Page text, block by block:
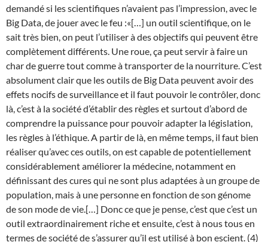
demandé si les scientifiques n’avaient pas l’impression, avec le
Big Data, de jouer avec le feu :«[…] un outil scientifique, on le
sait très bien, on peut l’utiliser à des objectifs qui peuvent être
complètement différents. Une roue, ça peut servir à faire un
char de guerre tout comme à transporter de la nourriture. C’est
absolument clair que les outils de Big Data peuvent avoir des
effets nocifs de surveillance et il faut pouvoir le contrôler, donc
là, c’est à la société d’établir des règles et surtout d’abord de
comprendre la puissance pour pouvoir adapter la législation,
les règles à l’éthique. A partir de là, en même temps, il faut bien
réaliser qu’avec ces outils, on est capable de potentiellement
considérablement améliorer la médecine, notamment en
définissant des cures qui ne sont plus adaptées à un groupe de
population, mais à une personne en fonction de son génome
de son mode de vie.[…] Donc ce que je pense, c’est que c’est un
outil extraordinairement riche et ensuite, c’est à nous tous en
termes de société de s’assurer qu’il est utilisé à bon escient. (4)